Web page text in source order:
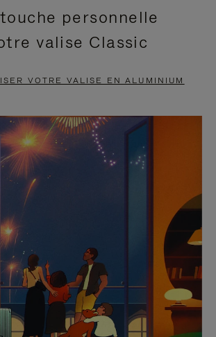
personnelle
valise Classic
VOTRE VALISE EN ALUMINIUM